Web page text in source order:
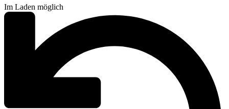
Im Laden möglich